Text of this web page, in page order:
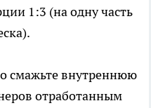
1:3 (на одну часть
смажьте внутреннюю
отработанным